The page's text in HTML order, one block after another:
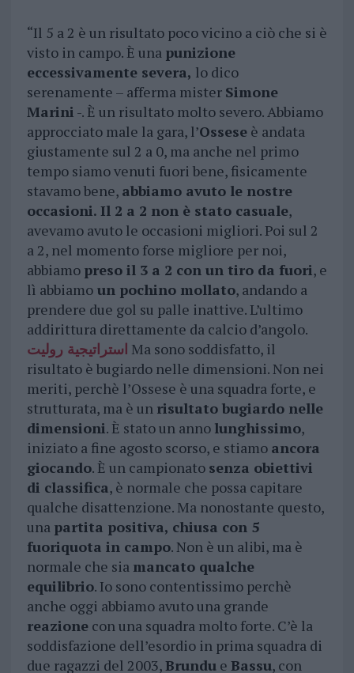
“Il 5 a 2 è un risultato poco vicino a ciò che si è
visto in campo. È una punizione
eccessivamente severa, lo dico
serenamente – afferma mister Simone
Marini -. È un risultato molto severo. Abbiamo
approcciato male la gara, l’Osseseè andata
giustamente sul 2 a 0, ma anche nel primo
tempo siamo venuti fuori bene, fisicamente
stavamo bene, abbiamo avuto le nostre
occasioni. Il 2 a 2 non è stato casuale,
avevamo avuto le occasioni migliori. Poi sul 2
a 2, nel momento forse migliore per noi,
abbiamo preso il 3 a 2 con un tiro da fuori, e
lì abbiamoun pochino mollato, andando a
prendere due gol su palle inattive. L’ultimo
addirittura direttamente da calcio d’angolo.
استراتيجية روليت Ma sono soddisfatto, il
risultato è bugiardo nelle dimensioni. Non nei
meriti, perchè l’Ossese è una squadra forte, e
strutturata, ma è un risultato bugiardo nelle
dimensioni. È stato un anno lunghissimo,
iniziato a fine agosto scorso, e stiamo ancora
giocando. È un campionato senza obiettivi
di classifica, è normale che possa capitare
qualche disattenzione. Ma nonostante questo,
una partita positiva, chiusa con 5
fuoriquota in campo. Non è un alibi, ma è
normale che sia mancato qualche
equilibrio. Io sono contentissimo perchè
anche oggi abbiamo avuto una grande
reazionecon una squadra molto forte. C’è la
soddisfazione dell’esordio in prima squadra di
due ragazzi del 2003,Brundue Bassu, con